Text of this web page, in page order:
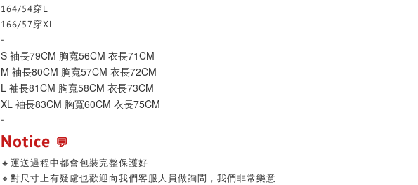
164/54穿L
166/57穿XL
-
S 袖長79CM 胸寬56CM 衣長71CM
M 袖長80CM 胸寬57CM 衣長72CM
L 袖長81CM 胸寬58CM 衣長73CM
XL 袖長83CM 胸寬60CM 衣長75CM
-
Notice 💬
🔸運送過程中都會包裝完整保護好
🔸對尺寸上有疑慮也歡迎向我們客服人員做詢問，我們非常樂意